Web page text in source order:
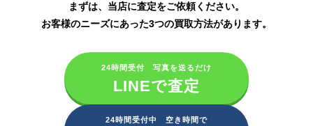
まずは、当店に査定をご依頼ください。
お客様のニーズにあった3つの買取方法があります。
24時間受付 写真を送るだけ
LINEで査定
24時間受付中 空き時間で